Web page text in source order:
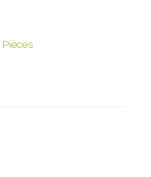
Pièces